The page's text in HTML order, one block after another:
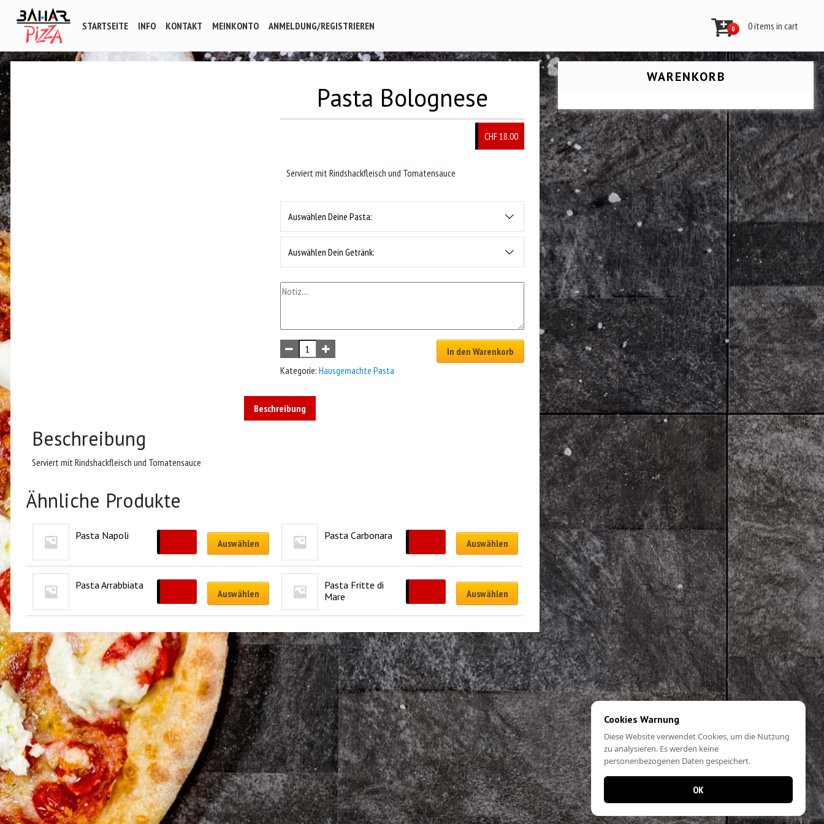
STARTSEITE INFO KONTAKT MEINKONTO ANMELDUNG/REGISTRIEREN 0 0 items in cart
Pasta Bolognese
CHF 18.00
Serviert mit Rindshackfleisch und Tomatensauce
Auswählen Deine Pasta:
Auswählen Dein Getränk:
In den Warenkorb
Kategorie: Hausgemachte Pasta
Beschreibung
Beschreibung
Serviert mit Rindshackfleisch und Tomatensauce
Ähnliche Produkte
Pasta Napoli
Auswählen
Pasta Carbonara
Auswählen
Pasta Arrabbiata
Auswählen
Pasta Fritte di
Mare
Auswählen
WARENKORB
Cookies Warnung
Diese Website verwendet Cookies, um die Nutzung
zu analysieren. Es werden keine
personenbezogenen Daten gespeichert.
OK